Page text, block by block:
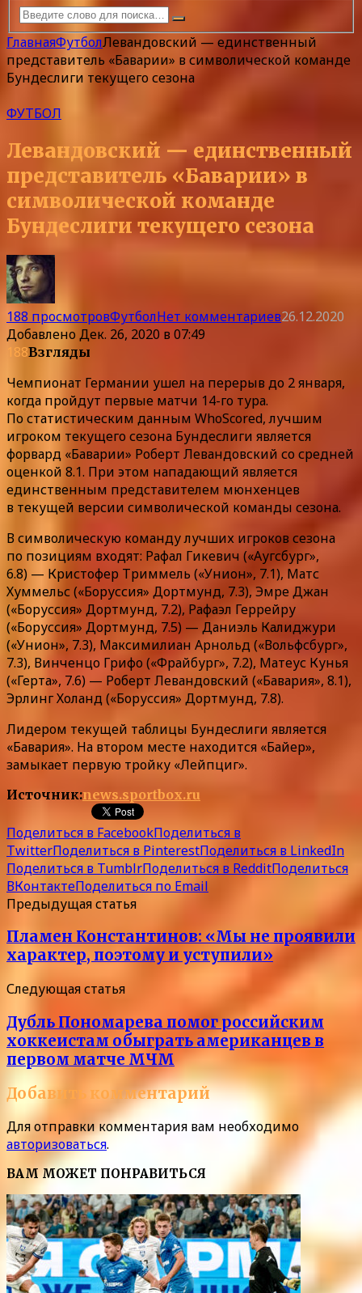
ГлавнаяФутболЛевандовский — единственный
представитель «Баварии» в символической команде
Бундеслиги текущего сезона
ФУТБОЛ
Левандовский — единственный
представитель «Баварии» в
символической команде
Бундеслиги текущего сезона
188 просмотровФутболНет комментариев26.12.2020
ДобавленоДек. 26, 2020 в 07:49
188Взгляды
Чемпионат Германии ушел на перерыв до 2 января,
когда пройдут первые матчи 14-го тура.
По статистическим данным WhoScored, лучшим
игроком текущего сезона Бундеслиги является
форвард «Баварии» Роберт Левандовский со средней
оценкой 8.1. При этом нападающий является
единственным представителем мюнхенцев
в текущей версии символической команды сезона.
В символическую команду лучших игроков сезона
по позициям входят: Рафал Гикевич («Аугсбург»,
6.8) — Кристофер Триммель («Унион», 7.1), Матс
Хуммельс («Боруссия» Дортмунд, 7.3), Эмре Джан
(«Боруссия» Дортмунд, 7.2), Рафаэл Геррейру
(«Боруссия» Дортмунд, 7.5) — Даниэль Калиджури
(«Унион», 7.3), Максимилиан Арнольд («Вольфсбург»,
7.3), Винченцо Грифо («Фрайбург», 7.2), Матеус Кунья
(«Герта», 7.6) — Роберт Левандовский («Бавария», 8.1),
Эрлинг Холанд («Боруссия» Дортмунд, 7.8).
Лидером текущей таблицы Бундеслиги является
«Бавария». На втором месте находится «Байер»,
замыкает первую тройку «Лейпциг».
Источник:news.sportbox.ru
Поделиться в FacebookПоделиться в
TwitterПоделиться в PinterestПоделиться в LinkedIn
Поделиться в TumblrПоделиться в RedditПоделиться
ВКонтактеПоделиться по Email
Предыдущая статья
Пламен Константинов: «Мы не проявили
характер, поэтому и уступили»
Следующая статья
Дубль Пономарева помог российским
хоккеистам обыграть американцев в
первом матче МЧМ
Добавить комментарий
Для отправки комментария вам необходимо
авторизоваться.
ВАМ МОЖЕТ ПОНРАВИТЬСЯ